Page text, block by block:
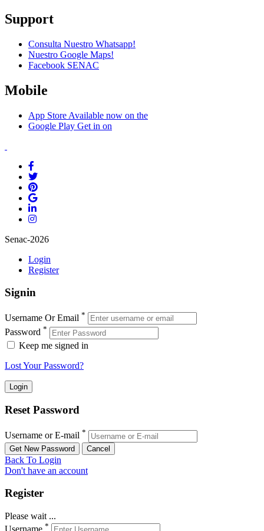
Support
Consulta Nuestro Whatsapp!
Nuestro Google Maps!
Facebook SENAC
Mobile
App Store Available now on the
Google Play Get in on
Senac-2026
Login
Register
Signin
Username Or Email *
Password *
Keep me signed in
Lost Your Password?
Reset Password
Username or E-mail *
Back To Login
Don't have an account
Register
Please wait ...
*